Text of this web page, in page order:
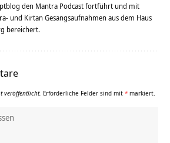
den Mantra Podcast fortführt und mit
und Kirtan Gesangsaufnahmen aus dem Haus
bereichert.
veröffentlicht. Erforderliche Felder sind mit * markiert.